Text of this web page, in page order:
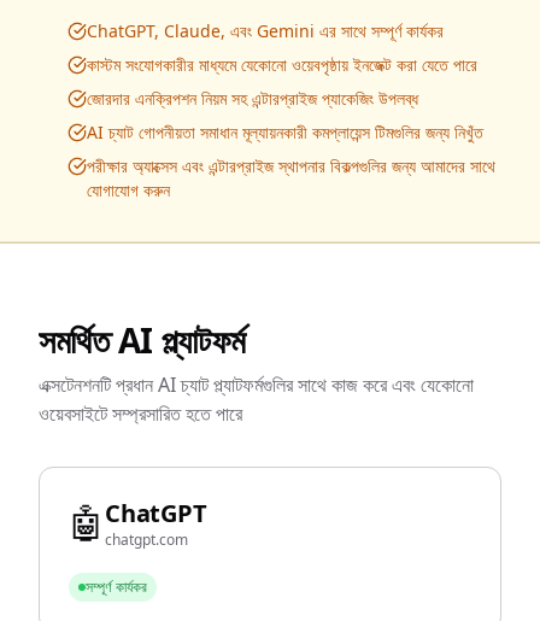
ChatGPT, Claude, এবং Gemini এর সাথে সম্পূর্ণ কার্যকর
কাস্টম সংযোগকারীর মাধ্যমে যেকোনো ওয়েবপৃষ্ঠায় ইনজেক্ট করা যেতে পারে
জোরদার এনক্রিপশন নিয়ম সহ এন্টারপ্রাইজ প্যাকেজিং উপলব্ধ
AI চ্যাট গোপনীয়তা সমাধান মূল্যায়নকারী কমপ্লায়েন্স টিমগুলির জন্য নিখুঁত
পরীক্ষার অ্যাক্সেস এবং এন্টারপ্রাইজ স্থাপনার বিকল্পগুলির জন্য আমাদের সাথে
যোগাযোগ করুন
সমর্থিত AI প্ল্যাটফর্ম
এক্সটেনশনটি প্রধান AI চ্যাট প্ল্যাটফর্মগুলির সাথে কাজ করে এবং যেকোনো
ওয়েবসাইটে সম্প্রসারিত হতে পারে
🤖 ChatGPT
chatgpt.com
সম্পূর্ণ কার্যকর